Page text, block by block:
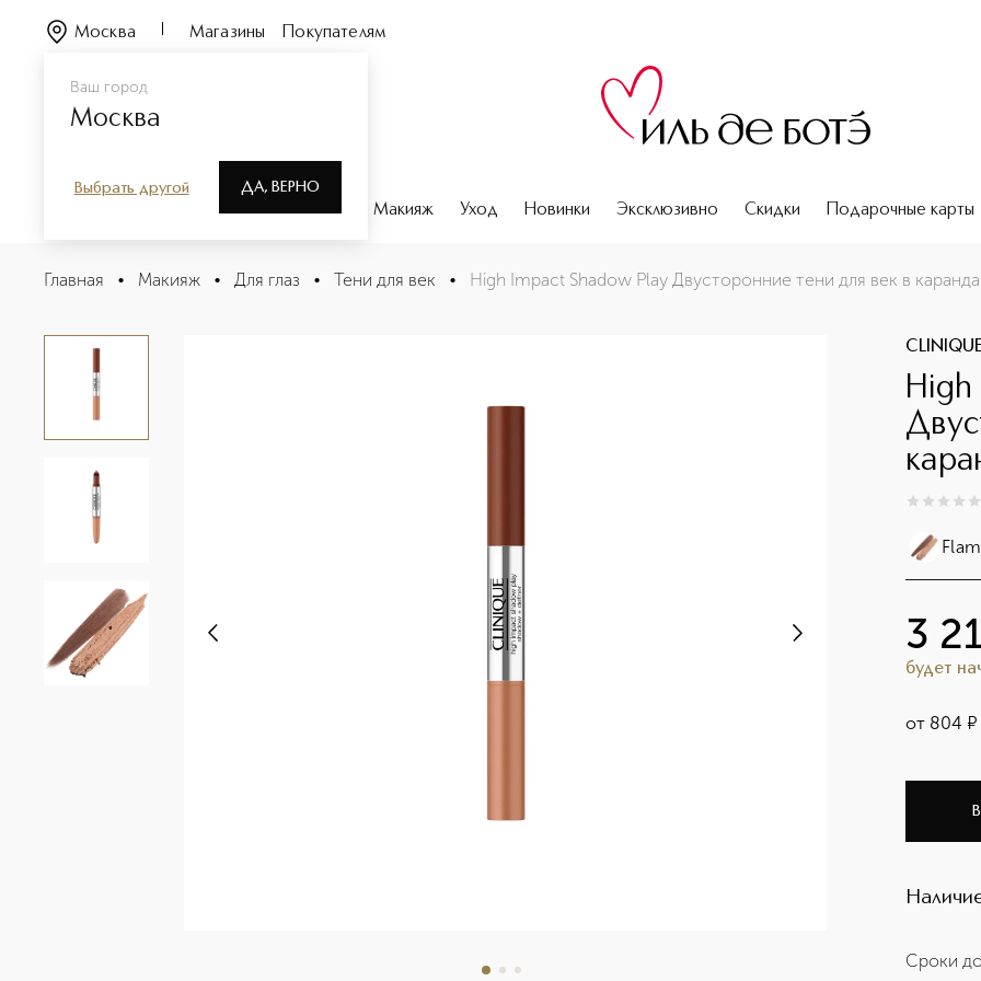
Ваш город
Москва
Выбрать другой ДА, ВЕРНО
Москва Магазины Покупателям
Парфюмерия Макияж Уход Новинки Эксклюзивно Скидки Подарочные карты
High Impact Shadow Play Двусторонние тени для век в карандаше
Описание
Главная • Макияж • Для глаз • Тени для век • High Impact Shadow Play Двусторонние тени для век в
High
0из 0
3
будет
от 804 ¤
Сроки